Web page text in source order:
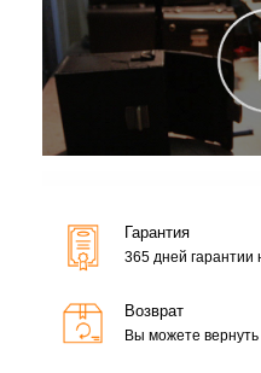
Гарантия
365 дней гарантии
Возврат
Вы можете вернуть